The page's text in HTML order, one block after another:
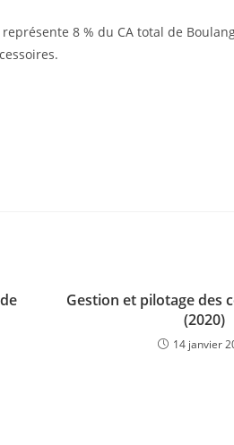
8 % du CA total de
Gestion et pilotage des
(2020)
14 janvier